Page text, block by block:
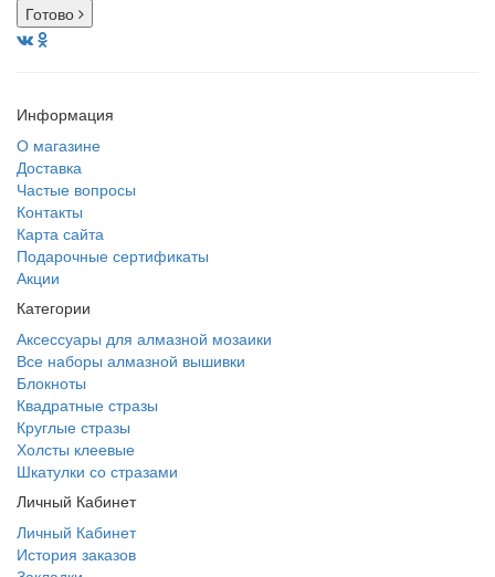
Готово
Информация
О магазине
Доставка
Частые вопросы
Контакты
Карта сайта
Подарочные сертификаты
Акции
Категории
Аксессуары для алмазной мозаики
Все наборы алмазной вышивки
Блокноты
Квадратные стразы
Круглые стразы
Холсты клеевые
Шкатулки со стразами
Личный Кабинет
Личный Кабинет
История заказов